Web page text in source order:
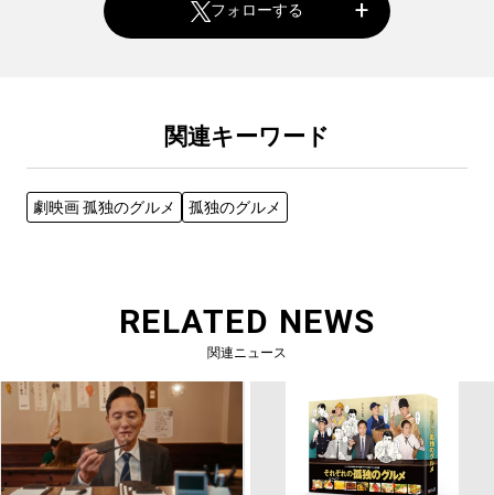
フォローする
関連キーワード
劇映画 孤独のグルメ 孤独のグルメ
RELATED NEWS
関連ニュース